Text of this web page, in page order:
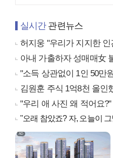
실시간관련뉴스
허지웅 "우리가 지지한 인간
아내 가출하자 성매매女
"소득 상관없이 1인 50만
김원훈 주식 1억8천 올
"우리 애 사진 왜 적어요
"오래 참았죠? 자, 오늘이